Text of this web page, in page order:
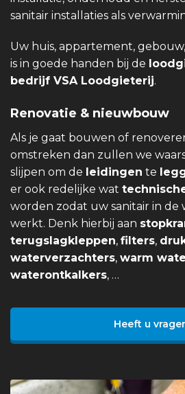
sanitair installaties als
Uw huis, appartement,
is in goede handen bij de
bedrijf VSA Loodgieterij.
Renovatie & nieuwbouw
Als je gaat bouwen of
omstreken dan zullen we
slijpen om de leidingen te
er ook redelijke wat
worden zodat uw sanitair in de
werkt. Denk hierbij aan
terugslagkleppen, filters,
waterverzachters, warm
waterontkalkers, …
Heeft u